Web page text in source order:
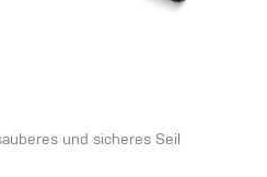
und sicheres Seil